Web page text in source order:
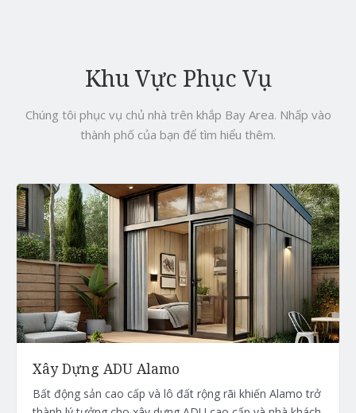
Khu Vực Phục Vụ
Chúng tôi phục vụ chủ nhà trên khắp Bay Area. Nhấp vào
thành phố của bạn để tìm hiểu thêm.
Xây Dựng ADU Alamo
Bất động sản cao cấp và lô đất rộng rãi khiến Alamo trở